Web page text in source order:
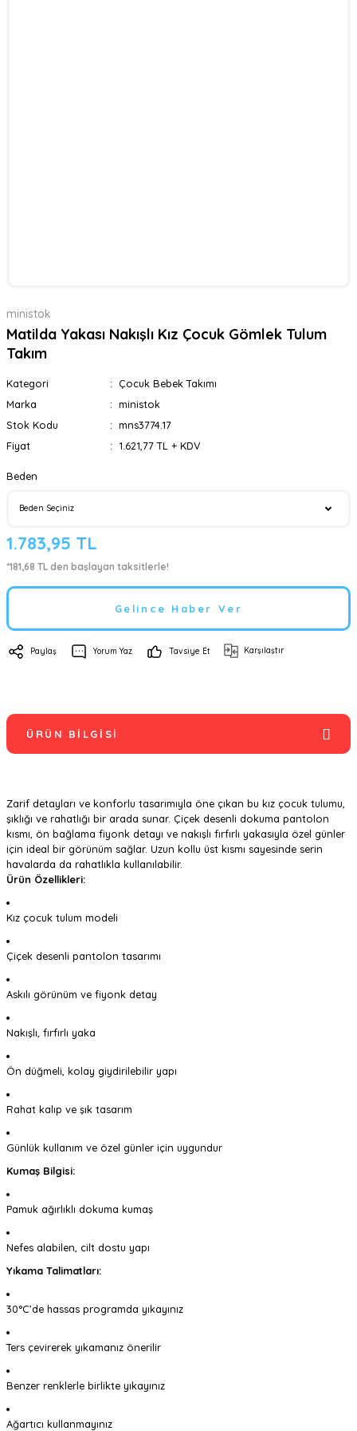
ministok
Matilda Yakası Nakışlı Kız Çocuk Gömlek Tulum
Takım
Kategori
Çocuk Bebek Takımı
Marka
ministok
Stok Kodu
mns3774.17
Fiyat
1.621,77 TL + KDV
Beden
1.783,95 TL
*181,68 TL den başlayan taksitlerle!
Gelince Haber Ver
Paylaş Yorum Yaz Tavsiye Et Karşılaştır
ÜRÜN BILGISI
Zarif detayları ve konforlu tasarımıyla öne çıkan bu kız çocuk tulumu,
şıklığı ve rahatlığı bir arada sunar. Çiçek desenli dokuma pantolon
kısmı, ön bağlama fiyonk detayı ve nakışlı fırfırlı yakasıyla özel günler
için ideal bir görünüm sağlar. Uzun kollu üst kısmı sayesinde serin
havalarda da rahatlıkla kullanılabilir.
Ürün Özellikleri:
Kız çocuk tulum modeli
Çiçek desenli pantolon tasarımı
Askılı görünüm ve fiyonk detay
Nakışlı, fırfırlı yaka
Ön düğmeli, kolay giydirilebilir yapı
Rahat kalıp ve şık tasarım
Günlük kullanım ve özel günler için uygundur
Kumaş Bilgisi:
Pamuk ağırlıklı dokuma kumaş
Nefes alabilen, cilt dostu yapı
Yıkama Talimatları:
30°C’de hassas programda yıkayınız
Ters çevirerek yıkamanız önerilir
Benzer renklerle birlikte yıkayınız
Ağartıcı kullanmayınız